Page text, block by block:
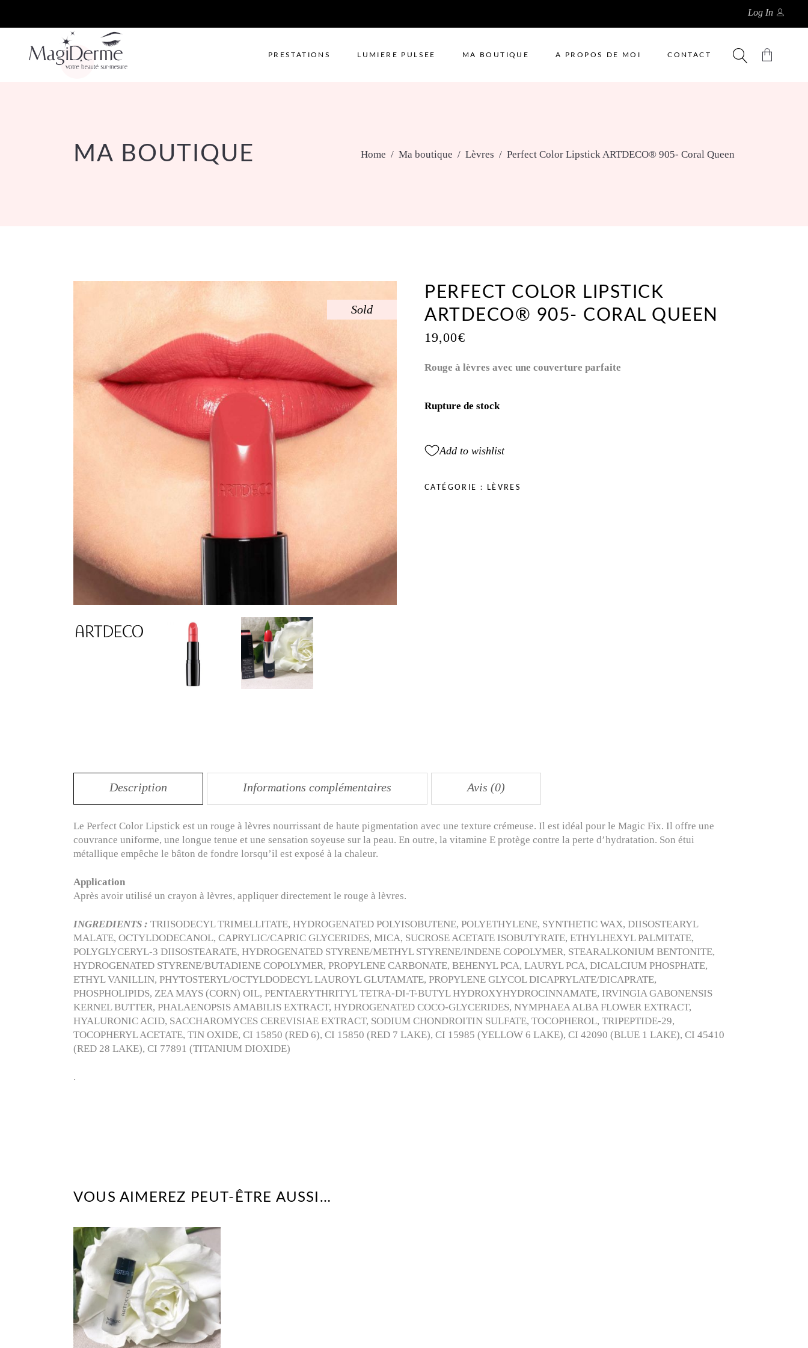
Log In
PRESTATIONS LUMIERE PULSEE MA BOUTIQUE A PROPOS DE MOI CONTACT
MA BOUTIQUE Home / Ma boutique / Lèvres / Perfect Color Lipstick ARTDECO® 905- Coral Queen
Sold
PERFECT COLOR LIPSTICK
ARTDECO® 905- CORAL QUEEN
19,00€
Rouge à lèvres avec une couverture parfaite
Rupture de stock
Add to wishlist
CATÉGORIE : LÈVRES
Description Informations complémentaires Avis (0)
Le Perfect Color Lipstick est un rouge à lèvres nourrissant de haute pigmentation avec une texture crémeuse. Il est idéal pour le Magic Fix. Il offre une
couvrance uniforme, une longue tenue et une sensation soyeuse sur la peau. En outre, la vitamine E protège contre la perte d’hydratation. Son étui
métallique empêche le bâton de fondre lorsqu’il est exposé à la chaleur.
Application
Après avoir utilisé un crayon à lèvres, appliquer directement le rouge à lèvres.
INGREDIENTS : TRIISODECYL TRIMELLITATE, HYDROGENATED POLYISOBUTENE, POLYETHYLENE, SYNTHETIC WAX, DIISOSTEARYL
MALATE, OCTYLDODECANOL, CAPRYLIC/CAPRIC GLYCERIDES, MICA, SUCROSE ACETATE ISOBUTYRATE, ETHYLHEXYL PALMITATE,
POLYGLYCERYL-3 DIISOSTEARATE, HYDROGENATED STYRENE/METHYL STYRENE/INDENE COPOLYMER, STEARALKONIUM BENTONITE,
HYDROGENATED STYRENE/BUTADIENE COPOLYMER, PROPYLENE CARBONATE, BEHENYL PCA, LAURYL PCA, DICALCIUM PHOSPHATE,
ETHYL VANILLIN, PHYTOSTERYL/OCTYLDODECYL LAUROYL GLUTAMATE, PROPYLENE GLYCOL DICAPRYLATE/DICAPRATE,
PHOSPHOLIPIDS, ZEA MAYS (CORN) OIL, PENTAERYTHRITYL TETRA-DI-T-BUTYL HYDROXYHYDROCINNAMATE, IRVINGIA GABONENSIS
KERNEL BUTTER, PHALAENOPSIS AMABILIS EXTRACT, HYDROGENATED COCO-GLYCERIDES, NYMPHAEA ALBA FLOWER EXTRACT,
HYALURONIC ACID, SACCHAROMYCES CEREVISIAE EXTRACT, SODIUM CHONDROITIN SULFATE, TOCOPHEROL, TRIPEPTIDE-29,
TOCOPHERYL ACETATE, TIN OXIDE, CI 15850 (RED 6), CI 15850 (RED 7 LAKE), CI 15985 (YELLOW 6 LAKE), CI 42090 (BLUE 1 LAKE), CI 45410
(RED 28 LAKE), CI 77891 (TITANIUM DIOXIDE)
.
VOUS AIMEREZ PEUT-ÊTRE AUSSI…